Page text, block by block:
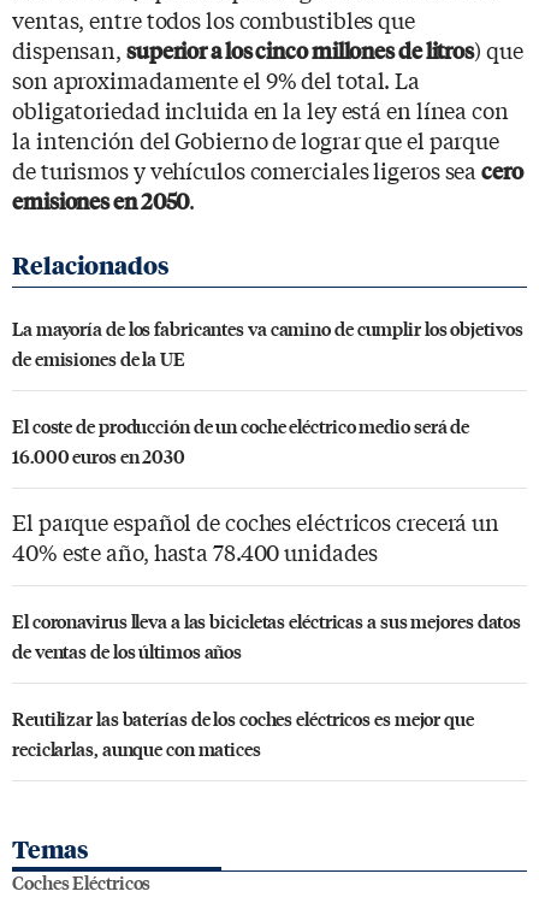
ventas, entre todos los combustibles que
dispensan, superior a los cinco millones de litros) que
son aproximadamente el 9% del total. La
obligatoriedad incluida en la ley está en línea con
la intención del Gobierno de lograr que el parque
de turismos y vehículos comerciales ligeros seacero
emisiones en 2050.
La mayoría de los fabricantes va camino de cumplir los objetivos
de emisiones de la UE
El coste de producción de un coche eléctrico medio será de
16.000 euros en 2030
El parque español de coches eléctricos crecerá un
40% este año, hasta 78.400 unidades
El coronavirus lleva a las bicicletas eléctricas a sus mejores datos
de ventas de los últimos años
Reutilizar las baterías de los coches eléctricos es mejor que
reciclarlas, aunque con matices
Temas
Coches Eléctricos